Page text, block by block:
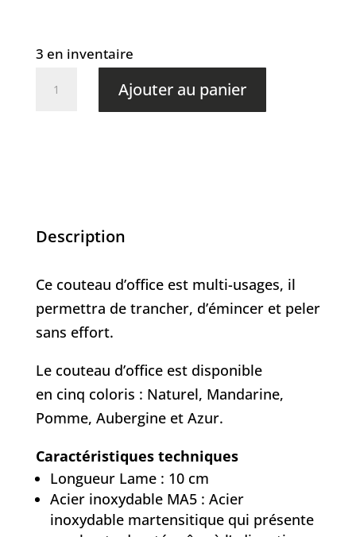
3 en inventaire
Ajouter au panier
Description
Ce couteau d’office est multi-usages, il
permettra de trancher, d’émincer et peler
sans effort.
Le couteau d’office est disponible
en cinq coloris : Naturel, Mandarine,
Pomme, Aubergine et Azur.
Caractéristiques techniques
Longueur Lame : 10 cm
Acier inoxydable MA5 : Acier
inoxydable martensitique qui présente